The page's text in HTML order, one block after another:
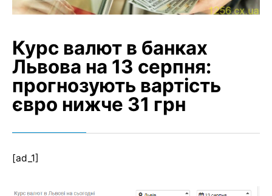
Курс валют в банках
Львова на 13 серпня:
прогнозують вартість
євро нижче 31 грн
[ad_1]